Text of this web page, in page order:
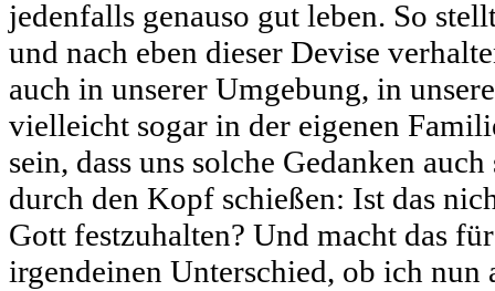
jedenfalls genauso gut leben. So
und nach eben dieser Devise
auch in unserer Umgebung, in
vielleicht sogar in der eigenen
sein, dass uns solche Gedanken
durch den Kopf schießen: Ist das
Gott festzuhalten? Und macht das
irgendeinen Unterschied, ob ich nun